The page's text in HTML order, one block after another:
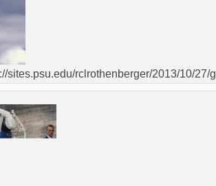
sites.psu.edu/rclrothenberger/2013/10/27/